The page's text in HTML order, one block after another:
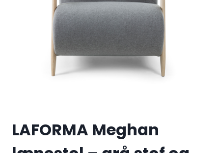
LAFORMA Meghan